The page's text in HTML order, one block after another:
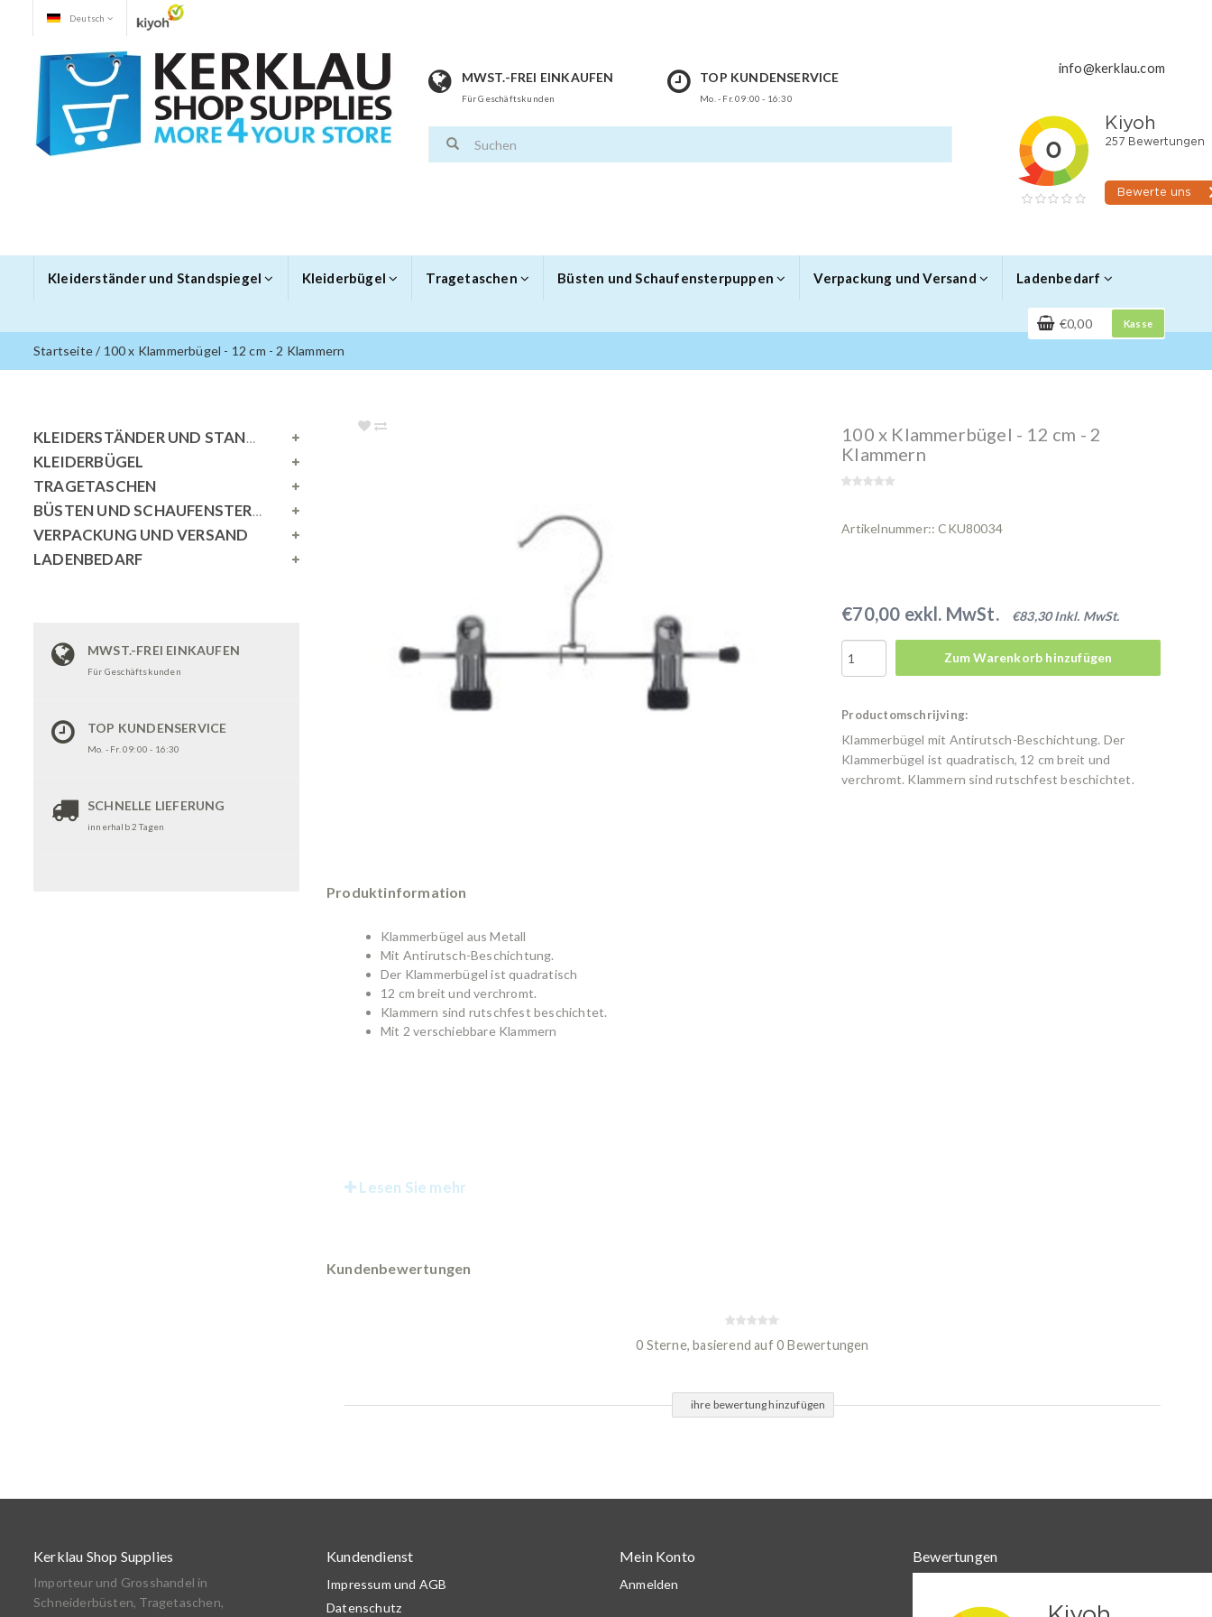
Deutsch
MWST.-FREI EINKAUFEN
Für Geschäftskunden
TOP KUNDENSERVICE
Mo. - Fr. 09:00 - 16:30
info@kerklau.com
Kleiderständer und Standspiegel Kleiderbügel Tragetaschen Büsten und Schaufensterpuppen Verpackung und Versand Ladenbedarf
€0,00 Kasse
Startseite/ 100 x Klammerbügel - 12 cm - 2 Klammern
KLEIDERSTÄNDER UND STANDSPIEGEL
KLEIDERBÜGEL
TRAGETASCHEN
BÜSTEN UND SCHAUFENSTERPUPPEN
VERPACKUNG UND VERSAND
LADENBEDARF
MWST.-FREI EINKAUFEN
Für Geschäftskunden
TOP KUNDENSERVICE
Mo. - Fr. 09:00 - 16:30
SCHNELLE LIEFERUNG
innerhalb 2 Tagen
100 x Klammerbügel - 12 cm - 2
Klammern
Artikelnummer:: CKU80034
€70,00 exkl. MwSt. €83,30 Inkl. MwSt.
Zum Warenkorb hinzufügen
Productomschrijving:
Klammerbügel mit Antirutsch-Beschichtung. Der
Klammerbügel ist quadratisch, 12 cm breit und
verchromt. Klammern sind rutschfest beschichtet.
Produktinformation
Klammerbügel aus Metall
Mit Antirutsch-Beschichtung.
Der Klammerbügel ist quadratisch
12 cm breit und verchromt.
Klammern sind rutschfest beschichtet.
Mit 2 verschiebbare Klammern
Lesen Sie mehr
Kundenbewertungen
0 Sterne, basierend auf 0 Bewertungen
ihre bewertung hinzufügen
Kerklau Shop Supplies
Importeur und Grosshandel in
Schneiderbüsten, Tragetaschen,
Kundendienst
Impressum und AGB
Datenschutz
Mein Konto
Anmelden
Bewertungen